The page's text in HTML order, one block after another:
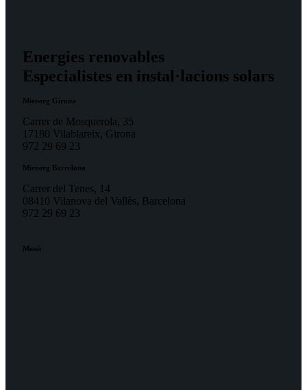
Energies renovables
Especialistes en instal·lacions solars
Mienerg Girona
Carrer de Mosquerola, 35
17180 Vilablareix, Girona
972 29 69 23
Mienerg Barcelona
Carrer del Tenes, 14
08410 Vilanova del Vallès, Barcelona
972 29 69 23
Menú